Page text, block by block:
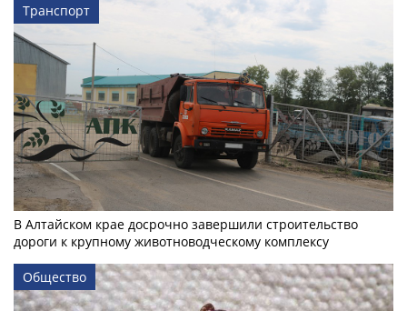
Транспорт
В Алтайском крае досрочно завершили строительство
дороги к крупному животноводческому комплексу
Общество